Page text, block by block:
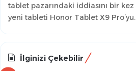
tablet pazarındaki iddiasını bir
yeni tableti Honor Tablet X9
İlginizi Çekebilir